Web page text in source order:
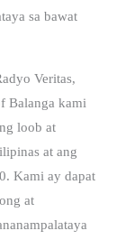
sa bawat
Veritas,
Balanga kami
loob at
at ang
Kami ay dapat
at